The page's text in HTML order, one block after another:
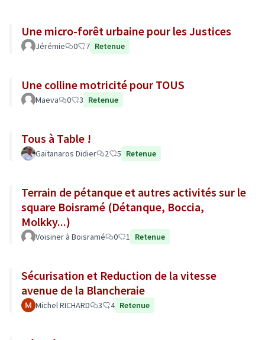
Une micro-forêt urbaine pour les Justices
Jérémie 0 7 Retenue
Une colline motricité pour TOUS
Maeva 0 3 Retenue
Tous à Table !
Gaïtanaros Didier 2 5 Retenue
Terrain de pétanque et autres activités sur le
square Boisramé (Détanque, Boccia,
Molkky...)
Voisiner à Boisramé 0 1 Retenue
Sécurisation et Reduction de la vitesse
avenue de la Blancheraie
Michel RICHARD 3 4 Retenue